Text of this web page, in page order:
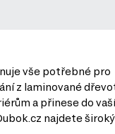
vše potřebné pro
z laminované
a přinese do vaší
najdete